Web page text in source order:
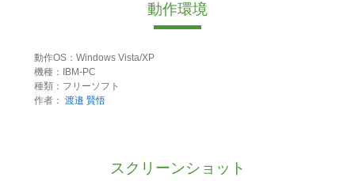
動作環境
動作OS：Windows Vista/XP
機種：IBM-PC
種類：フリーソフト
作者： 渡邉 賢悟
スクリーンショット